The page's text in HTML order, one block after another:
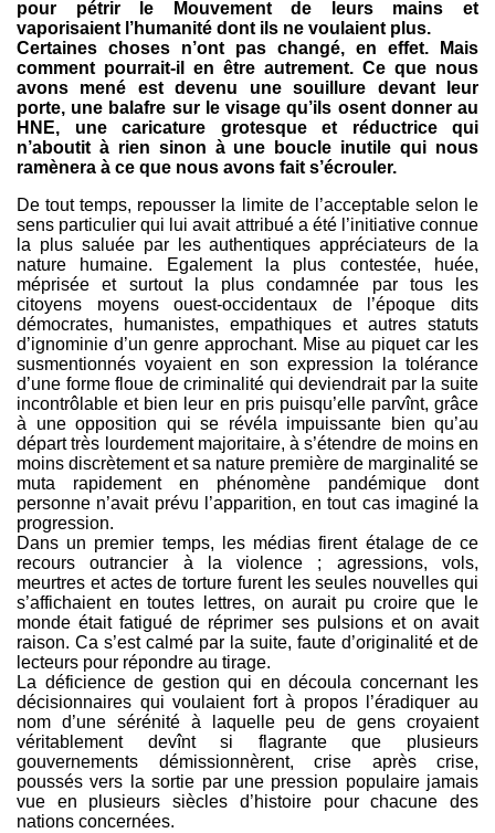
pour pétrir le Mouvement de leurs mains et
vaporisaient l’humanité dont ils ne voulaient plus.
Certaines choses n’ont pas changé, en effet. Mais
comment pourrait-il en être autrement. Ce que nous
avons mené est devenu une souillure devant leur
porte, une balafre sur le visage qu’ils osent donner au
HNE, une caricature grotesque et réductrice qui
n’aboutit à rien sinon à une boucle inutile qui nous
ramènera à ce que nous avons fait s’écrouler.
De tout temps, repousser la limite de l’acceptable selon le
sens particulier qui lui avait attribué a été l’initiative connue
la plus saluée par les authentiques appréciateurs de la
nature humaine. Egalement la plus contestée, huée,
méprisée et surtout la plus condamnée par tous les
citoyens moyens ouest-occidentaux de l’époque dits
démocrates, humanistes, empathiques et autres statuts
d’ignominie d’un genre approchant. Mise au piquet car les
susmentionnés voyaient en son expression la tolérance
d’une forme floue de criminalité qui deviendrait par la suite
incontrôlable et bien leur en pris puisqu’elle parvînt, grâce
à une opposition qui se révéla impuissante bien qu’au
départ très lourdement majoritaire, à s’étendre de moins en
moins discrètement et sa nature première de marginalité se
muta rapidement en phénomène pandémique dont
personne n’avait prévu l’apparition, en tout cas imaginé la
progression.
Dans un premier temps, les médias firent étalage de ce
recours outrancier à la violence ; agressions, vols,
meurtres et actes de torture furent les seules nouvelles qui
s’affichaient en toutes lettres, on aurait pu croire que le
monde était fatigué de réprimer ses pulsions et on avait
raison. Ca s’est calmé par la suite, faute d’originalité et de
lecteurs pour répondre au tirage.
La déficience de gestion qui en découla concernant les
décisionnaires qui voulaient fort à propos l’éradiquer au
nom d’une sérénité à laquelle peu de gens croyaient
véritablement devînt si flagrante que plusieurs
gouvernements démissionnèrent, crise après crise,
poussés vers la sortie par une pression populaire jamais
vue en plusieurs siècles d’histoire pour chacune des
nations concernées.